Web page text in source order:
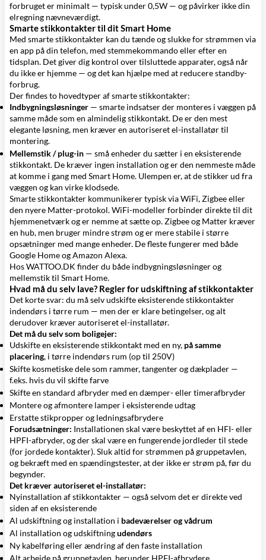
forbruget er minimalt — typisk under 0,5W — og påvirker ikke din
elregning nævneværdigt.
Smarte stikkontakter til dit Smart Home
Med smarte stikkontakter kan du tænde og slukke for strømmen via
en app på din telefon, med stemmekommando eller efter en
tidsplan. Det giver dig kontrol over tilsluttede apparater, også når
du ikke er hjemme — og det kan hjælpe med at reducere standby-
forbrug.
Der findes to hovedtyper af smarte stikkontakter:
Indbygningsløsninger — smarte indsatser der monteres i væggen på
samme måde som en almindelig stikkontakt. De er den mest
elegante løsning, men kræver en autoriseret el-installatør til
montering.
Mellemstik / plug-in — små enheder du sætter i en eksisterende
stikkontakt. De kræver ingen installation og er den nemmeste måde
at komme i gang med Smart Home. Ulempen er, at de stikker ud fra
væggen og kan virke klodsede.
Smarte stikkontakter kommunikerer typisk via WiFi, Zigbee eller
den nyere Matter-protokol. WiFi-modeller forbinder direkte til dit
hjemmenetværk og er nemme at sætte op. Zigbee og Matter kræver
en hub, men bruger mindre strøm og er mere stabile i større
opsætninger med mange enheder. De fleste fungerer med både
Google Home og Amazon Alexa.
Hos WATTOO.DK finder du både indbygningsløsninger og
mellemstik til Smart Home.
Hvad må du selv lave? Regler for udskiftning af stikkontakter
Det korte svar: du må selv udskifte eksisterende stikkontakter
indendørs i tørre rum — men der er klare betingelser, og alt
derudover kræver autoriseret el-installatør.
Det må du selv som boligejer:
Udskifte en eksisterende stikkontakt med en ny, på samme
placering, i tørre indendørs rum (op til 250V)
Skifte kosmetiske dele som rammer, tangenter og dækplader —
f.eks. hvis du vil skifte farve
Skifte en standard afbryder med en dæmper- eller timerafbryder
Montere og afmontere lamper i eksisterende udtag
Erstatte stikpropper og ledningsafbrydere
Forudsætninger: Installationen skal være beskyttet af en HFI- eller
HPFI-afbryder, og der skal være en fungerende jordleder til stede
(for jordede kontakter). Sluk altid for strømmen på gruppetavlen,
og bekræft med en spændingstester, at der ikke er strøm på, før du
begynder.
Det kræver autoriseret el-installatør:
Nyinstallation af stikkontakter — også selvom det er direkte ved
siden af en eksisterende
Al udskiftning og installation i badeværelser og vådrum
Al installation og udskiftningudendørs
Ny kabelføring eller ændring af den faste installation
Alt arbejde på gruppetavlen, herunder HPFI-afbrydere